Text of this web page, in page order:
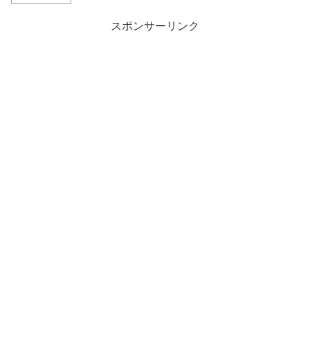
スポンサーリンク